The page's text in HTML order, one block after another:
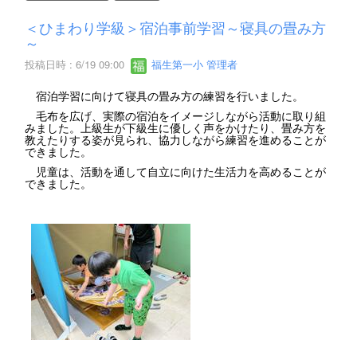
＜ひまわり学級＞宿泊事前学習～寝具の畳み方
～
投稿日時 : 6/19 09:00 福生第一小 管理者
宿泊学習に向けて寝具の畳み方の練習を行いました。
毛布を広げ、実際の宿泊をイメージしながら活動に取り組
みました。上級生が下級生に優しく声をかけたり、畳み方を
教えたりする姿が見られ、協力しながら練習を進めることが
できました。
児童は、活動を通して自立に向けた生活力を高めることが
できました。